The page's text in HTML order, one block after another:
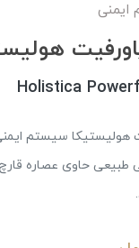
هولیستیکا
Holistica
هولیستیکا سیستم
طبیعی حاوی عصاره